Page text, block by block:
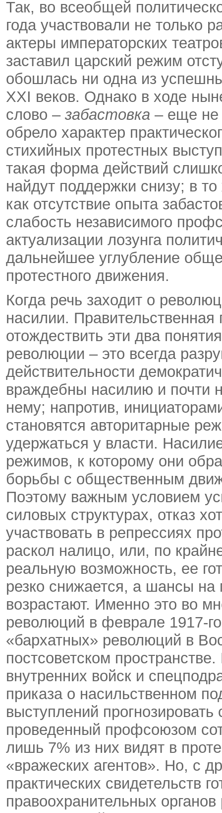
Так, во всеобщей
года участвовали не только
актеры императорских
заставил царский режим
обошлась ни одна из
XXI веков. Однако в ходе
слово – забастовка – еще не
обрело характер
стихийных протестных
такая форма действий
найдут поддержки снизу; в
как отсутствие опыта
слабость независимого
актуализации лозунга
дальнейшее углубление
протестного движения.
Когда речь заходит о
насилии. Правительственная
отождествить эти два
революции – это всегда
действительности
враждебны насилию и почти
нему; напротив,
становятся авторитарные
удержаться у власти.
режимов, к которому они
борьбы с общественным
Поэтому важным условием
силовых структурах, отказ
участвовать в репрессиях
раскол налицо, или, по
реальную возможность, ее
резко снижается, а шансы
возрастают. Именно это во
революций в феврале 1917-
«бархатных» революций в
постсоветском
внутренних войск и
приказа о насильственном
выступлений
проведенный профсоюзом
лишь 7% из них видят в
«вражеских агентов». Но, с
практических свидетельств
правоохранительных